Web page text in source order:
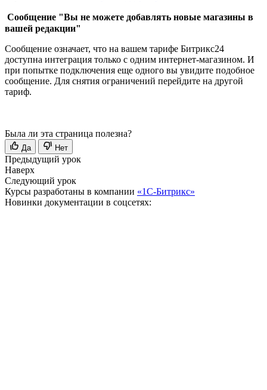
Сообщение "Вы не можете добавлять новые магазины в
вашей редакции"
Сообщение означает, что на вашем тарифе Битрикс24
доступна интеграция только с одним интернет-магазином. И
при попытке подключения еще одного вы увидите подобное
сообщение. Для снятия ограничений перейдите на другой
тариф.
Была ли эта страница полезна?
Да Нет
Предыдущий урок
Наверх
Следующий урок
Курсы разработаны в компании «1С-Битрикс»
Новинки документации в соцсетях: